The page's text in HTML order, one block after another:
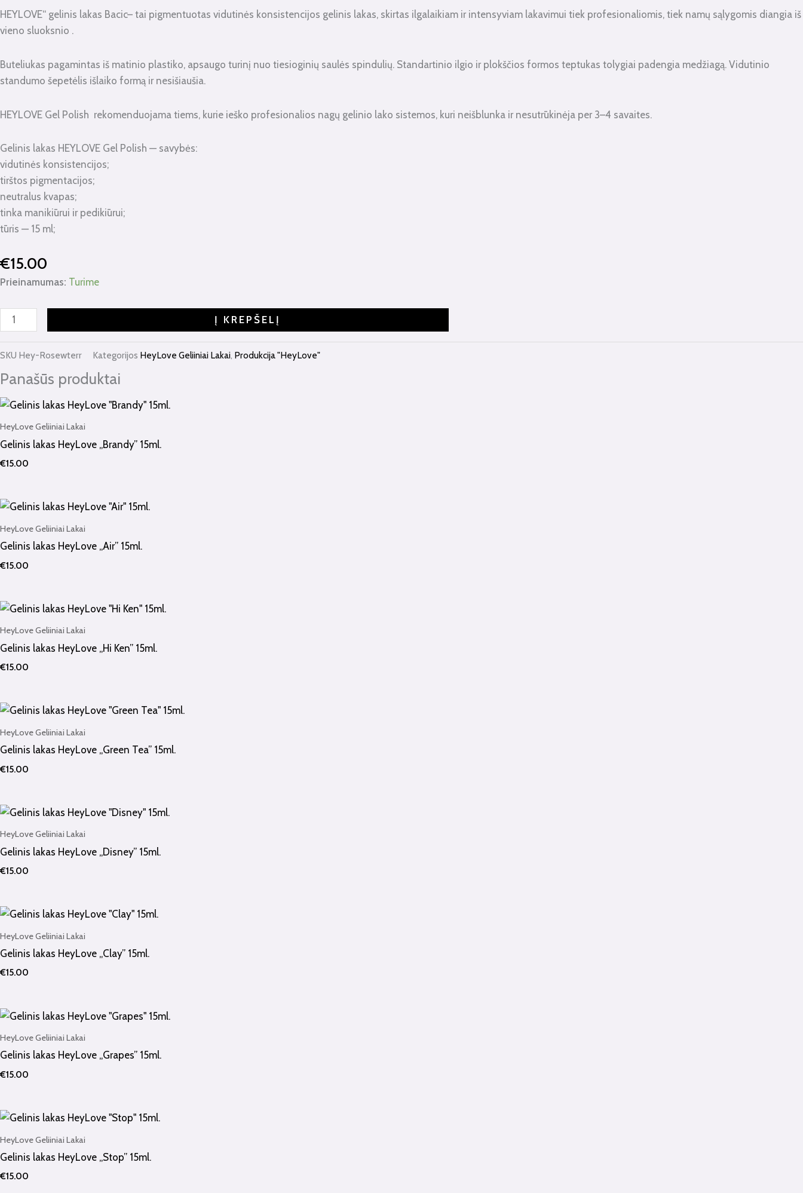
HEYLOVE“ gelinis lakas Bacic– tai pigmentuotas vidutinės konsistencijos gelinis lakas, skirtas ilgalaikiam ir intensyviam lakavimui tiek profesionaliomis, tiek namų sąlygomis diangia iš
vieno sluoksnio .
Buteliukas pagamintas iš matinio plastiko, apsaugo turinį nuo tiesioginių saulės spindulių. Standartinio ilgio ir plokščios formos teptukas tolygiai padengia medžiagą. Vidutinio
standumo šepetėlis išlaiko formą ir nesišiaušia.
HEYLOVE Gel Polish rekomenduojama tiems, kurie ieško profesionalios nagų gelinio lako sistemos, kuri neišblunka ir nesutrūkinėja per 3–4 savaites.
Gelinis lakas HEYLOVE Gel Polish — savybės:
vidutinės konsistencijos;
tirštos pigmentacijos;
neutralus kvapas;
tinka manikiūrui ir pedikiūrui;
tūris — 15 ml;
€15.00
Prieinamumas: Turime
Į KREPŠELĮ
SKU Hey-Rosewterr Kategorijos HeyLove Geliiniai Lakai, Produkcija "HeyLove"
Panašūs produktai
HeyLove Geliiniai Lakai
Gelinis lakas HeyLove „Brandy” 15ml.
€15.00
HeyLove Geliiniai Lakai
Gelinis lakas HeyLove „Air” 15ml.
€15.00
HeyLove Geliiniai Lakai
Gelinis lakas HeyLove „Hi Ken” 15ml.
€15.00
HeyLove Geliiniai Lakai
Gelinis lakas HeyLove „Green Tea” 15ml.
€15.00
HeyLove Geliiniai Lakai
Gelinis lakas HeyLove „Disney” 15ml.
€15.00
HeyLove Geliiniai Lakai
Gelinis lakas HeyLove „Clay” 15ml.
€15.00
HeyLove Geliiniai Lakai
Gelinis lakas HeyLove „Grapes” 15ml.
€15.00
HeyLove Geliiniai Lakai
Gelinis lakas HeyLove „Stop” 15ml.
€15.00